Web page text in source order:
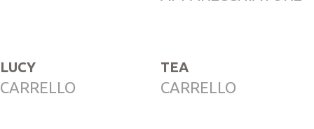
LUCY
CARRELLO
TEA
CARRELLO